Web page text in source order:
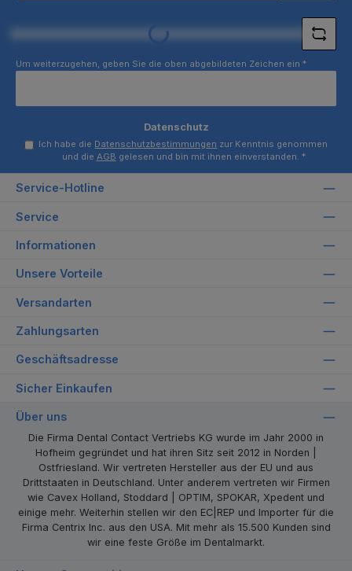
Loading...
Um weiterzugehen, geben Sie die oben abgebildeten Zeichen ein *
Datenschutz
Ich habe die Datenschutzbestimmungen zur Kenntnis genommen
und die AGB gelesen und bin mit ihnen einverstanden. *
Service-Hotline
Service
Informationen
Unsere Vorteile
Versandarten
Zahlungsarten
Geschäftsadresse
Sicher Einkaufen
Über uns
Die Firma Dental Contact Vertriebs KG wurde im Jahr 2000 in
Hofheim gegründet und hat ihren Sitz seit 2012 in Norden |
Ostfriesland. Wir vertreten Hersteller aus der EU und aus
Drittstaaten in Deutschland. Unter anderem vertreten wir Firmen
wie Cavex Holland, Stoddard | OPTIM, SPOKAR, Xpedent und
einige mehr. Weiterhin stellen wir den EC|REP und Importer für die
Firma Centrix Inc. aus den USA. Mit mehr als 15.500 Kunden sind
wir eine feste Größe im Dentalmarkt.